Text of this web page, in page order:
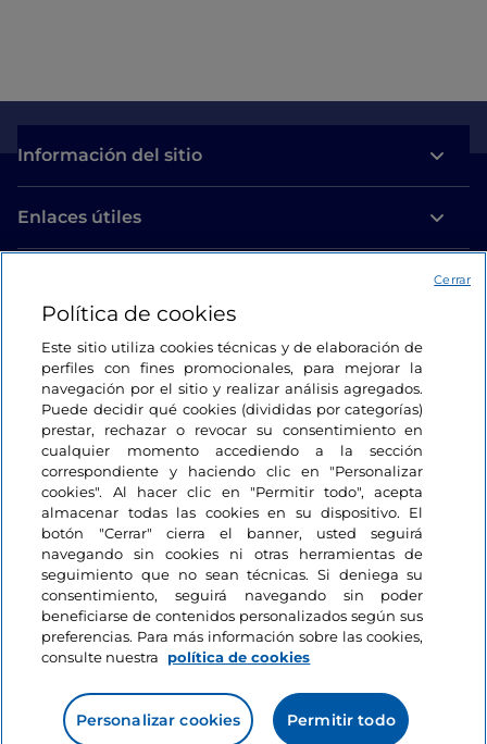
Información del sitio
Enlaces útiles
Estamos en contacto
Política de cookies
Este sitio utiliza cookies técnicas y de elaboración de
perfiles con fines promocionales, para mejorar la
navegación por el sitio y realizar análisis agregados.
Puede decidir qué cookies (divididas por categorías)
prestar, rechazar o revocar su consentimiento en
cualquier momento accediendo a la sección
correspondiente y haciendo clic en "Personalizar
cookies". Al hacer clic en "Permitir todo", acepta
almacenar todas las cookies en su dispositivo. El
botón "Cerrar" cierra el banner, usted seguirá
navegando sin cookies ni otras herramientas de
seguimiento que no sean técnicas. Si deniega su
consentimiento, seguirá navegando sin poder
beneficiarse de contenidos personalizados según sus
preferencias. Para más información sobre las cookies,
consulte nuestra
política de cookies
Personalizar cookies Permitir todo
Cerrar